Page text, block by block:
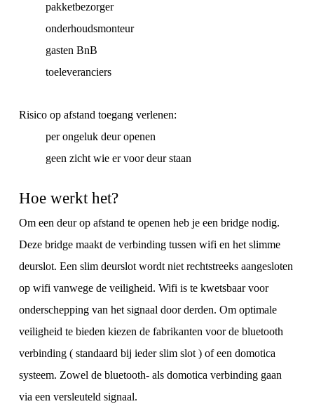
pakketbezorger
onderhoudsmonteur
gasten BnB
toeleveranciers
Risico op afstand toegang verlenen:
per ongeluk deur openen
geen zicht wie er voor deur staan
Hoe werkt het?
Om een deur op afstand te openen heb je een bridge nodig.
Deze bridge maakt de verbinding tussen wifi en het slimme
deurslot. Een slim deurslot wordt niet rechtstreeks aangesloten
op wifi vanwege de veiligheid. Wifi is te kwetsbaar voor
onderschepping van het signaal door derden. Om optimale
veiligheid te bieden kiezen de fabrikanten voor de bluetooth
verbinding ( standaard bij ieder slim slot ) of een domotica
systeem. Zowel de bluetooth- als domotica verbinding gaan
via een versleuteld signaal.